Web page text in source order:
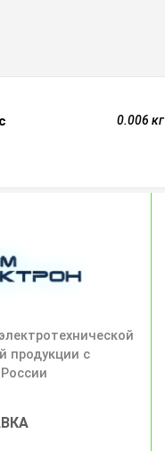
0.006 кг
продукции с